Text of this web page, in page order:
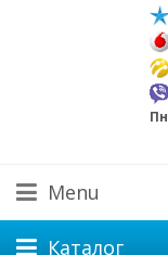
Menu
Каталог